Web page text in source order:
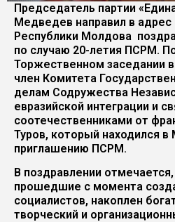
Председатель партии
Медведев направил в
Республики Молдова
по случаю 20-летия ПСРМ.
Торжественном заседании
член Комитета
делам Содружества
евразийской интеграции и
соотечественниками от
Туров, который находился
приглашению ПСРМ.
В поздравлении
прошедшие с момента
социалистов, накоплен
творческий и